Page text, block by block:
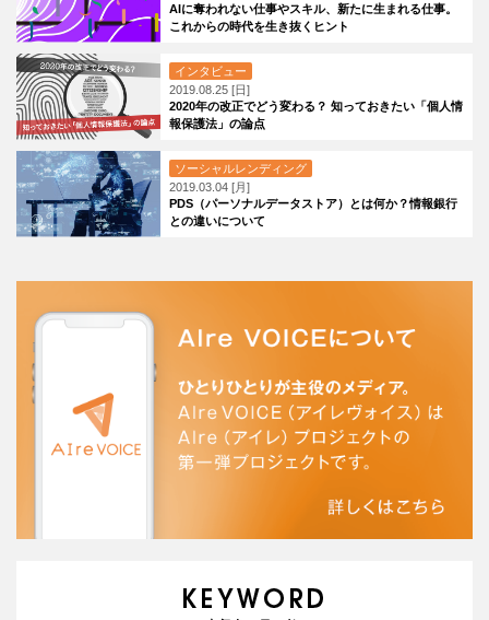
AIに奪われない仕事やスキル、新たに生まれる仕事。
これからの時代を生き抜くヒント
インタビュー
2019.08.25 [日]
2020年の改正でどう変わる？ 知っておきたい「個人情
報保護法」の論点
ソーシャルレンディング
2019.03.04 [月]
PDS（パーソナルデータストア）とは何か？情報銀行
との違いについて